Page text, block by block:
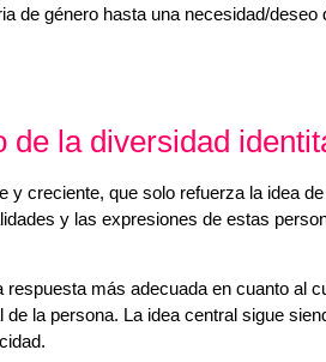
de género hasta una necesidad/
de la diversidad
creciente, que solo refuerza la idea
y las expresiones de estas
más adecuada en cuanto al
la persona. La idea central sigue